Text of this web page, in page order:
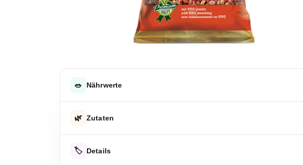
🥗 Nährwerte
Energie
🌿 Zutaten
🏷️ Details